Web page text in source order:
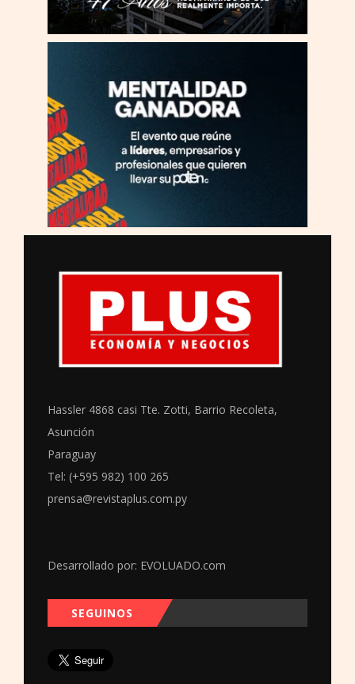
Hassler 4868 casi Tte. Zotti, Barrio Recoleta,
Asunción
Paraguay
Tel: (+595 982) 100 265
prensa@revistaplus.com.py
Desarrollado por: EVOLUADO.com
SEGUINOS